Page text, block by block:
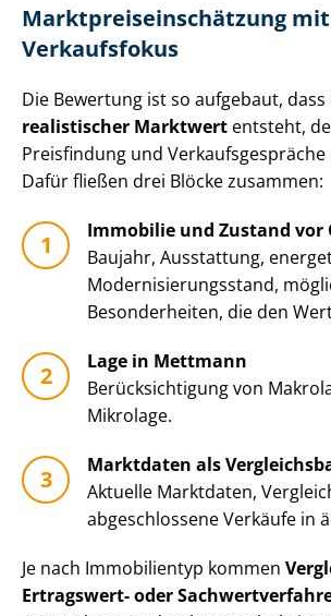
Markt­preis­ein­schät­zung mit
Verkaufsfokus
Die Bewertung ist so aufgebaut,
realistischer Marktwert entsteht,
Preisfindung und
Dafür fließen drei Blöcke zusammen:
Immobilie und Zustand vor
Baujahr, Ausstattung,
Mo­der­ni­sie­rungs­stand,
Besonderheiten, die den
Lage in Mettmann
Be­rück­sich­ti­gung von
Mikrolage.
Marktdaten als
Aktuelle Marktdaten,
abgeschlossene Verkäufe in
Je nach Immobilientyp kommen
Ertragswert- oder